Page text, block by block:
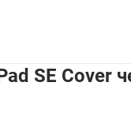
SE Cover